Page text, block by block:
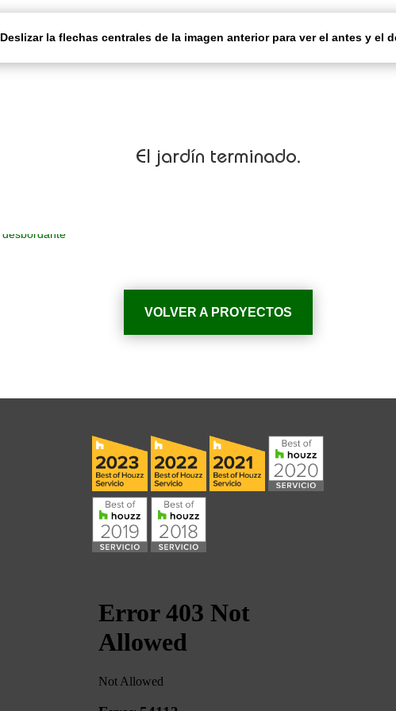
Deslizar la flechas centrales de la imagen anterior para ver el antes y el
El jardín terminado.
VOLVER A PROYECTOS